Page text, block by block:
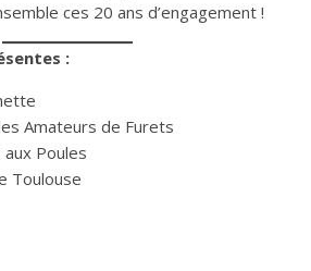
ces 20 ans d’engagement !
:
Amateurs de Furets
Poules
Toulouse